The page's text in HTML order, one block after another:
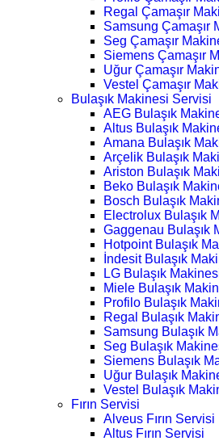
Regal Çamaşır
Samsung Çamaşır
Seg Çamaşır
Siemens Çamaşır
Uğur Çamaşır
Vestel Çamaşır
Bulaşık Makinesi Servisi
AEG Bulaşık
Altus Bulaşık
Amana Bulaşık
Arçelik Bulaşık
Ariston Bulaşık
Beko Bulaşık
Bosch Bulaşık
Electrolux Bulaşık
Gaggenau Bulaşık
Hotpoint Bulaşık
İndesit Bulaşık
LG Bulaşık
Miele Bulaşık
Profilo Bulaşık
Regal Bulaşık
Samsung Bulaşık
Seg Bulaşık
Siemens Bulaşık
Uğur Bulaşık
Vestel Bulaşık
Fırın Servisi
Alveus Fırın Servisi
Altus Fırın Servisi